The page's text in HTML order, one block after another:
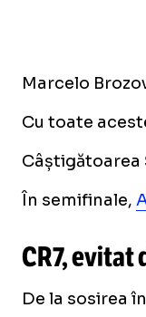
Marcelo
Cu toate
Câștigătoarea
În semifinale,
CR7, evitat
De la sosirea